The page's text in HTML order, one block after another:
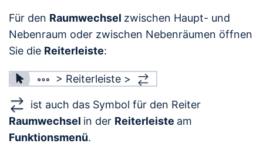
Für den Raumwechsel zwischen Haupt- und
Nebenraum oder zwischen Nebenräumen öffnen
Sie die Reiterleiste:
> Reiterleiste >
ist auch das Symbol für den Reiter
Raumwechsel in der Reiterleiste am
Funktionsmenü.